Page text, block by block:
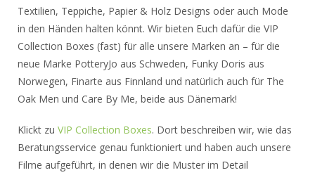
Textilien, Teppiche, Papier & Holz Designs oder auch Mode
in den Händen halten könnt. Wir bieten Euch dafür die VIP
Collection Boxes (fast) für alle unsere Marken an – für die
neue Marke PotteryJo aus Schweden, Funky Doris aus
Norwegen, Finarte aus Finnland und natürlich auch für The
Oak Men und Care By Me, beide aus Dänemark!
Klickt zu VIP Collection Boxes. Dort beschreiben wir, wie das
Beratungsservice genau funktioniert und haben auch unsere
Filme aufgeführt, in denen wir die Muster im Detail